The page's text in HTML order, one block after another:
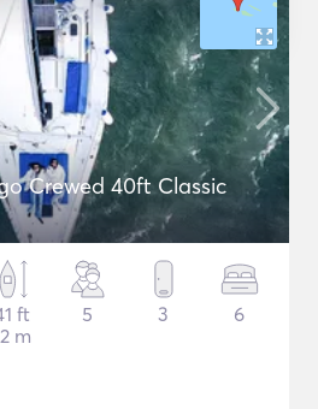
Crewed 40ft Classic
ft
m
5 3 6